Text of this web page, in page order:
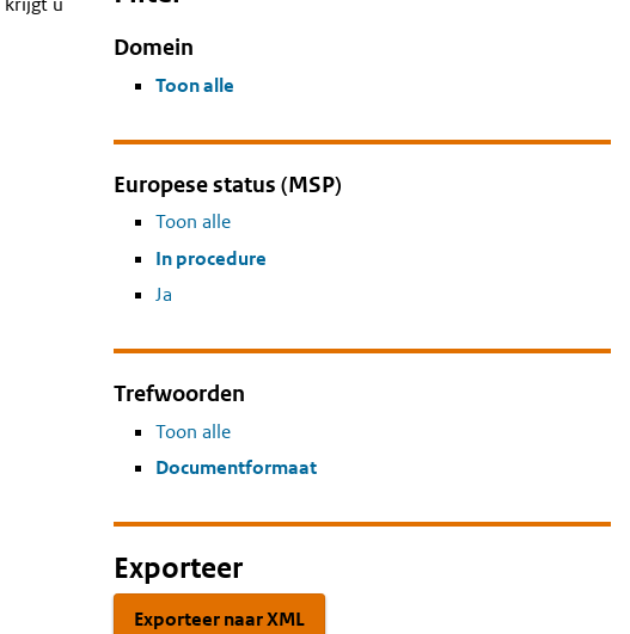
Domein
Toon alle
Europese status (MSP)
Toon alle
In procedure
Ja
Trefwoorden
Toon alle
Documentformaat
Exporteer
Exporteer naar XML